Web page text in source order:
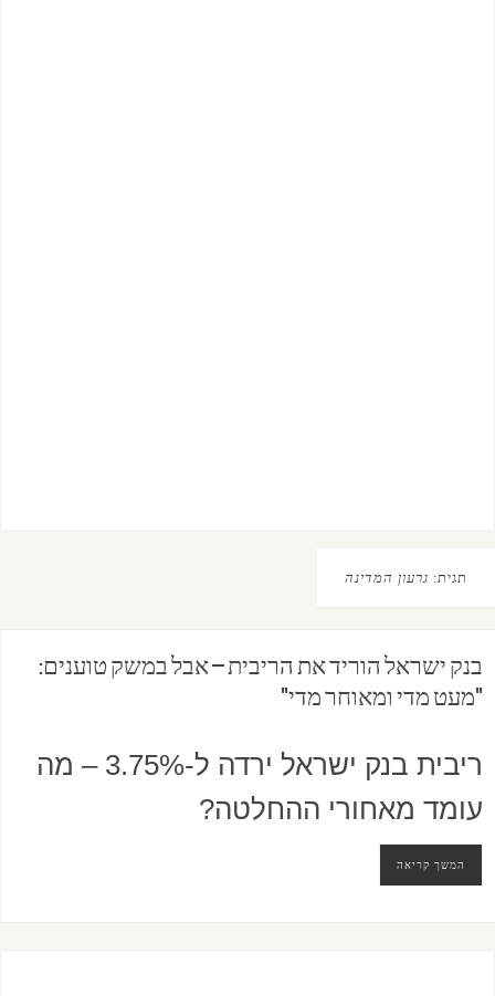
תגית: גרעון המדינה
בנק ישראל הוריד את הריבית – אבל במשק טוענים:
"מעט מדי ומאוחר מדי"
ריבית בנק ישראל ירדה ל-3.75% – מה
עומד מאחורי ההחלטה?
המשך קריאה